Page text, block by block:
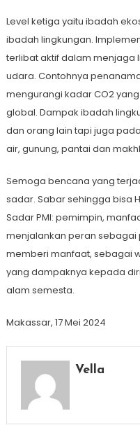
Level ketiga yaitu ibadah
ibadah lingkungan.
terlibat aktif dalam menjaga
udara. Contohnya
mengurangi kadar CO2
global. Dampak ibadah
dan orang lain tapi juga
air, gunung, pantai dan
Semoga bencana yang
sadar. Sabar sehingga bisa
Sadar PMI: pemimpin,
menjalankan peran
memberi manfaat, sebagai
yang dampaknya kepada
alam semesta.
Makassar, 17 Mei 2024
Vella